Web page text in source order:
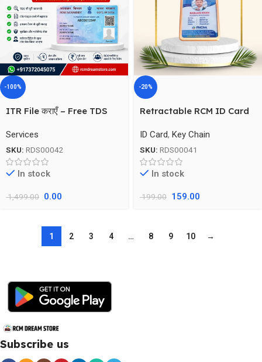
-100%
ITR File कराएँ – Free TDS
Services
SKU: RDS00042
In stock
1,499.00 0.00
-20%
Retractable RCM ID Card
ID Card, Key Chain
SKU: RDS00041
In stock
199.00 159.00
1 2 3 4 … 8 9 10 →
Subscribe us